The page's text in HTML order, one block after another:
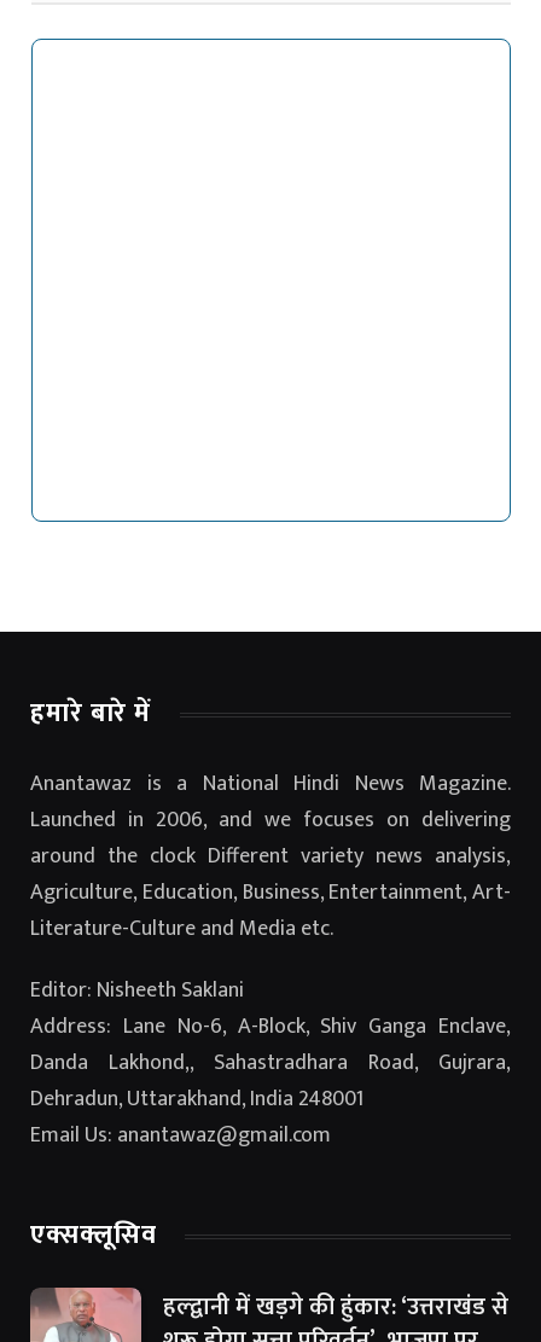
हमारे बारे में
Anantawaz is a National Hindi News Magazine.
Launched in 2006, and we focuses on delivering
around the clock Different variety news analysis,
Agriculture, Education, Business, Entertainment, Art-
Literature-Culture and Media etc.
Editor: Nisheeth Saklani
Address: Lane No-6, A-Block, Shiv Ganga Enclave,
Danda Lakhond,, Sahastradhara Road, Gujrara,
Dehradun, Uttarakhand, India 248001
Email Us: anantawaz@gmail.com
एक्सक्लूसिव
हल्द्वानी में खड़गे की हुंकार: ‘उत्तराखंड से